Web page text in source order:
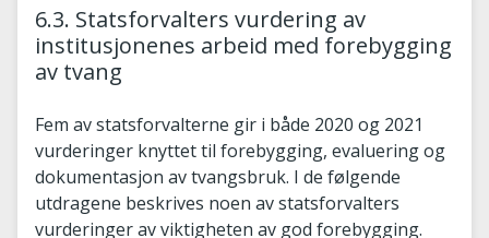
6.3. Statsforvalters vurdering av
institusjonenes arbeid med forebygging
av tvang
Fem av statsforvalterne gir i både 2020 og 2021
vurderinger knyttet til forebygging, evaluering og
dokumentasjon av tvangsbruk. I de følgende
utdragene beskrives noen av statsforvalters
vurderinger av viktigheten av god forebygging.